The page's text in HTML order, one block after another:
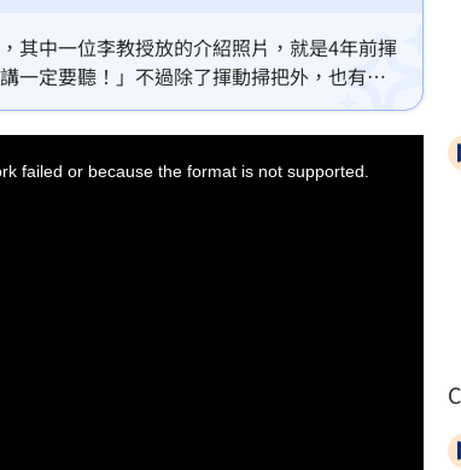
其中一位李教授放的介紹照片，就是4年前揮
一定要聽！」不過除了揮動掃把外，也有其
failed or because the format is not supported.